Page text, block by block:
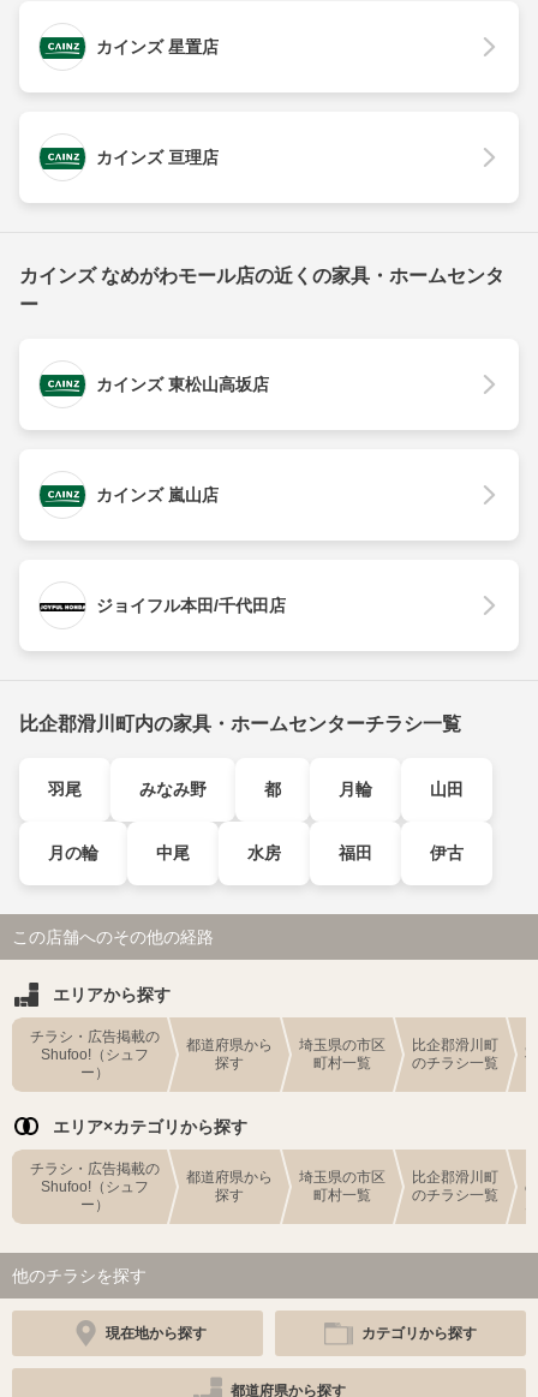
カインズ 星置店
カインズ 亘理店
カインズ なめがわモール店の近くの家具・ホームセンタ
ー
カインズ 東松山高坂店
カインズ 嵐山店
ジョイフル本田/千代田店
比企郡滑川町内の家具・ホームセンターチラシ一覧
羽尾 みなみ野 都 月輪 山田
月の輪 中尾 水房 福田 伊古
この店舗へのその他の経路
エリアから探す
チラシ・広告掲載の
Shufoo!（シュフ
ー）
都道府県から
探す
埼玉県の市区
町村一覧
比企郡滑川町
のチラシ一覧
エリア×カテゴリから探す
チラシ・広告掲載の
Shufoo!（シュフ
ー）
都道府県から
探す
埼玉県の市区
町村一覧
比企郡滑川町
のチラシ一覧
他のチラシを探す
現在地から探す カテゴリから探す
都道府県から探す